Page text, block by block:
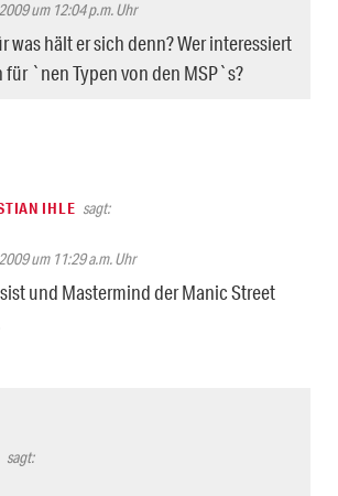
um 12:04 p.m. Uhr
was hält er sich denn? Wer interessiert
für `nen Typen von den MSP`s?
IHLE sagt:
um 11:29 a.m. Uhr
und Mastermind der Manic Street
sagt: